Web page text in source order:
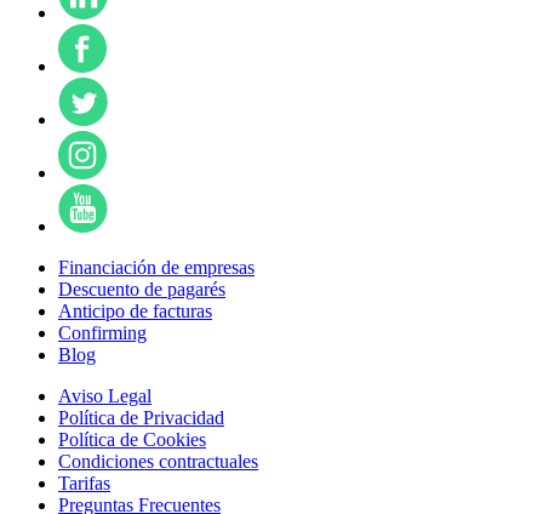
Financiación de empresas
Descuento de pagarés
Anticipo de facturas
Confirming
Blog
Aviso Legal
Política de Privacidad
Política de Cookies
Condiciones contractuales
Tarifas
Preguntas Frecuentes